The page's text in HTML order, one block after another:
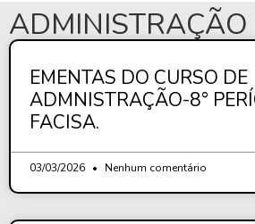
ADMINISTRAÇÃO
EMENTAS DO CURSO DE
ADMNISTRAÇÃO-8°
FACISA.
03/03/2026 Nenhum comentário